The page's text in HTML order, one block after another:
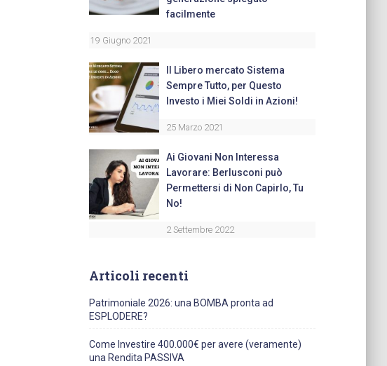
facilmente
19 Giugno 2021
Il Libero mercato Sistema
Sempre Tutto, per Questo
Investo i Miei Soldi in Azioni!
25 Marzo 2021
Ai Giovani Non Interessa
Lavorare: Berlusconi può
Permettersi di Non Capirlo, Tu
No!
2 Settembre 2022
Articoli recenti
Patrimoniale 2026: una BOMBA pronta ad
ESPLODERE?
Come Investire 400.000€ per avere (veramente)
una Rendita PASSIVA